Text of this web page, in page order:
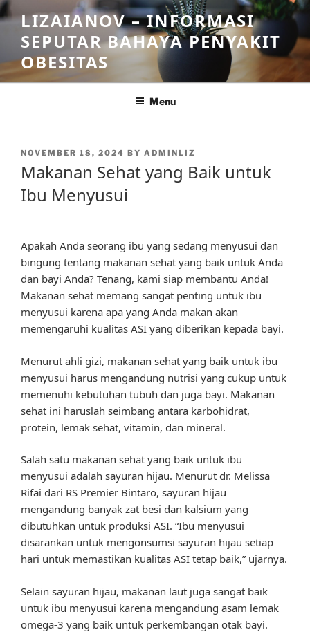
Skip
to
content
LIZAIANOV – INFORMASI
SEPUTAR BAHAYA PENYAKIT
OBESITAS
Menu
POSTED
NOVEMBER 18, 2024 BY ADMINLIZ
Makanan Sehat yang Baik untuk
Ibu Menyusui
Apakah Anda seorang ibu yang sedang menyusui dan
bingung tentang makanan sehat yang baik untuk Anda
dan bayi Anda? Tenang, kami siap membantu Anda!
Makanan sehat memang sangat penting untuk ibu
menyusui karena apa yang Anda makan akan
memengaruhi kualitas ASI yang diberikan kepada bayi.
Menurut ahli gizi, makanan sehat yang baik untuk ibu
menyusui harus mengandung nutrisi yang cukup untuk
memenuhi kebutuhan tubuh dan juga bayi. Makanan
sehat ini haruslah seimbang antara karbohidrat,
protein, lemak sehat, vitamin, dan mineral.
Salah satu makanan sehat yang baik untuk ibu
menyusui adalah sayuran hijau. Menurut dr. Melissa
Rifai dari RS Premier Bintaro, sayuran hijau
mengandung banyak zat besi dan kalsium yang
dibutuhkan untuk produksi ASI. “Ibu menyusui
disarankan untuk mengonsumsi sayuran hijau setiap
hari untuk memastikan kualitas ASI tetap baik,” ujarnya.
Selain sayuran hijau, makanan laut juga sangat baik
untuk ibu menyusui karena mengandung asam lemak
omega-3 yang baik untuk perkembangan otak bayi.